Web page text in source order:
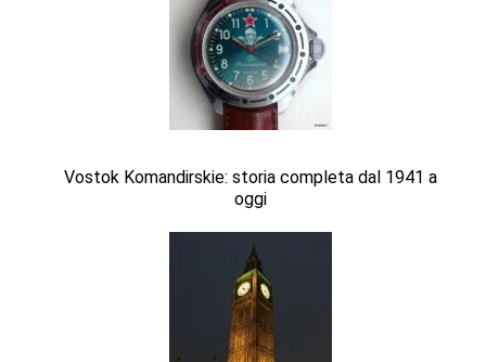
Vostok Komandirskie: storia completa dal 1941 a
oggi